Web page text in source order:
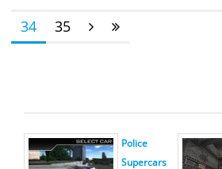
34
35
Police
Supercars